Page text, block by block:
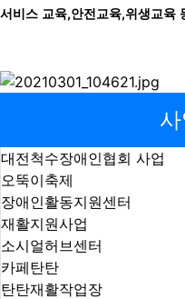
서비스 교육,안전교육,위생교육
대전척수장애인협회 사업
오뚝이축제
장애인활동지원센터
재활지원사업
소시얼허브센터
카페탄탄
탄탄재활작업장